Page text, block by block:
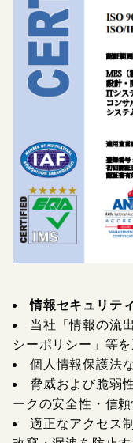
情報セキュリテ
当社「情報の流
シーポリシー」等を
個人情報保護法
脅威および脆弱
ークの安全性・信頼
適正なアクセス